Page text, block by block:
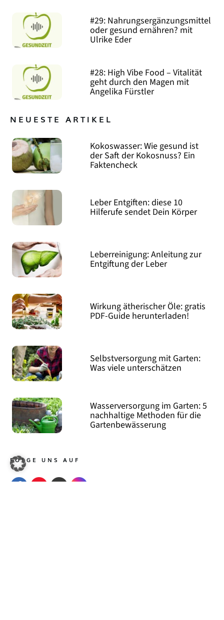
#29: Nahrungsergänzungsmittel
oder gesund ernähren? mit
Ulrike Eder
#28: High Vibe Food – Vitalität
geht durch den Magen mit
Angelika Fürstler
NEUESTE ARTIKEL
Kokoswasser: Wie gesund ist
der Saft der Kokosnuss? Ein
Faktencheck
Leber Entgiften: diese 10
Hilferufe sendet Dein Körper
Leberreinigung: Anleitung zur
Entgiftung der Leber
Wirkung ätherischer Öle: gratis
PDF-Guide herunterladen!
Selbstversorgung mit Garten:
Was viele unterschätzen
Wasserversorgung im Garten: 5
nachhaltige Methoden für die
Gartenbewässerung
FOLGE UNS AUF